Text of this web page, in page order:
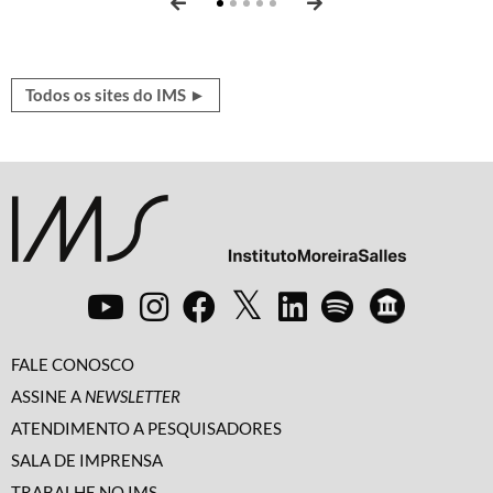
Todos os sites do IMS ►
FALE CONOSCO
ASSINE A NEWSLETTER
ATENDIMENTO A PESQUISADORES
SALA DE IMPRENSA